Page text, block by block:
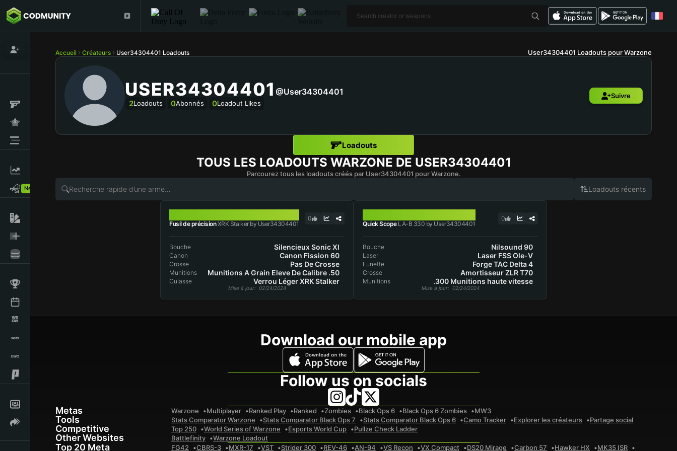
New!
Accueil Créateurs User34304401 Loadouts User34304401 Loadouts pour Warzone
USER34304401 @user34304401
2Loadouts 0Abonnés 0Loadout Likes
Suivre
Loadouts
TOUS LES LOADOUTS WARZONE DE USER34304401
Parcourez tous les loadouts créés par User34304401 pour Warzone.
Loadouts récents
Fusil de précisionXRK Stalker by User34304401
0
Bouche Silencieux Sonic Xl
Canon Canon Fission 60
Crosse Pas De Crosse
Munitions Munitions A Grain Eleve De Calibre .50
Culasse Verrou Léger XRK Stalker
Mise à jour: 02/24/2024
Quick ScopeLA-B 330 by User34304401
0
Bouche Nilsound 90
Laser Laser FSS Ole-V
Lunette Forge TAC Delta 4
Crosse Amortisseur ZLR T70
Munitions .300 Munitions haute vitesse
Mise à jour: 02/24/2024
Download our mobile app
Follow us on socials
Metas Warzone Multiplayer Ranked Play Ranked Zombies Black Ops 6 Black Ops 6 Zombies MW3
Tools Stats Comparator Warzone Stats Comparator Black Ops 7 Stats Comparator Black Ops 6 Camo Tracker Explorer les créateurs Partage social
Competitive Top 250 World Series of Warzone Esports World Cup Pullze Check Ladder
Other Websites Battlefinity Warzone Loadout
Top 20 Meta FG42 CBRS-3 MXR-17 VST Strider 300 REV-46 AN-94 VS Recon VX Compact DS20 Mirage Carbon 57 Hawker HX MK35 ISR